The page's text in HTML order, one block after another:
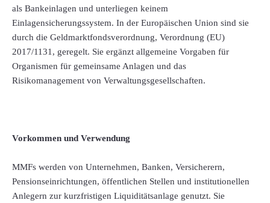
als Bankeinlagen und unterliegen keinem
Einlagensicherungssystem. In der Europäischen Union sind sie
durch die Geldmarktfondsverordnung, Verordnung (EU)
2017/1131, geregelt. Sie ergänzt allgemeine Vorgaben für
Organismen für gemeinsame Anlagen und das
Risikomanagement von Verwaltungsgesellschaften.
Vorkommen und Verwendung
MMFs werden von Unternehmen, Banken, Versicherern,
Pensionseinrichtungen, öffentlichen Stellen und institutionellen
Anlegern zur kurzfristigen Liquiditätsanlage genutzt. Sie